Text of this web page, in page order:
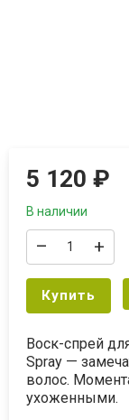
5 120₽
В наличии
– +
Купить
Воск-спрей
Spray —
волос.
ухоженными.